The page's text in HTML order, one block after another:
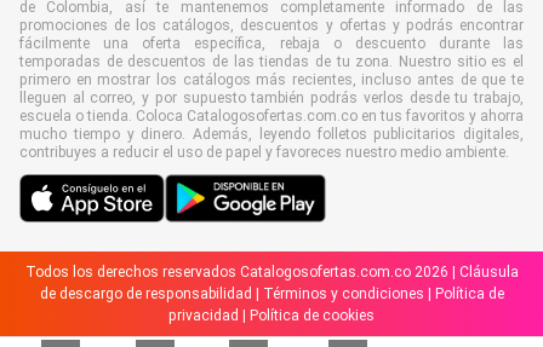
de Colombia, así te mantenemos completamente informado de las
promociones de los catálogos, descuentos y ofertas y podrás encontrar
fácilmente una oferta específica, rebaja o descuento durante las
temporadas de descuentos de las tiendas de tu zona. Nuestro sitio es el
primero en mostrar los catálogos más recientes, incluso antes de que te
lleguen al correo, y por supuesto también podrás verlos desde tu trabajo,
escuela o tienda. Coloca Catalogosofertas.com.co en tus favoritos y ahorra
mucho tiempo y dinero. Además, leyendo folletos publicitarios digitales,
contribuyes a reducir el uso de papel y favoreces nuestro medio ambiente.
Todos los derechos reservados Catalogosofertas.com.co 2026 | Cláusula
de descargo de responsabilidad
Términos y condiciones
Política de
privacidad
Política de cookies